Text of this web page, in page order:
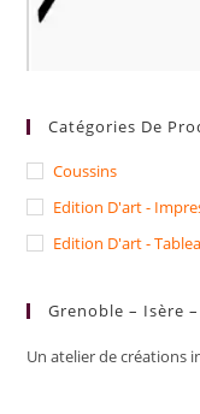
Catégories De
Coussins
Edition D'art -
Edition D'art -
Grenoble – Isère
Un atelier de créations